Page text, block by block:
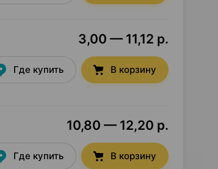
3,00 — 11,12 р.
Где купить В корзину
10,80 — 12,20 р.
Где купить В корзину